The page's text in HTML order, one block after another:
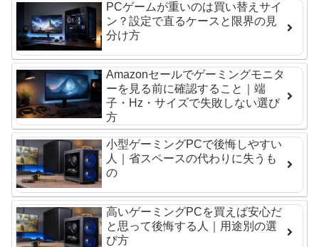
PCゲームが重いのは買い替えサイ
ン？設定で直るケースと限界の見
分け方
Amazonセールでゲーミングモニタ
ーを見る前に確認すること｜端
子・Hz・サイズで失敗しない選び
方
小型ゲーミングPCで後悔しやすい
人｜省スペースの代わりに失うも
の
高いゲーミングPCを買えば安心だ
と思って後悔する人｜用途別の選
び方